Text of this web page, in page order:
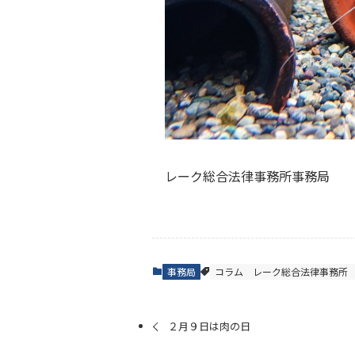
レーク総合法律事務所事務局
事務局 コラム レーク総合法律事務所
２月９日は肉の日